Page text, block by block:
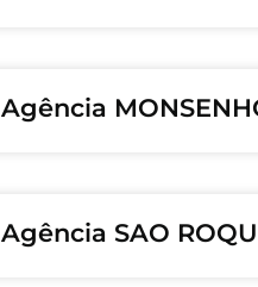
Agência
Agência SAO